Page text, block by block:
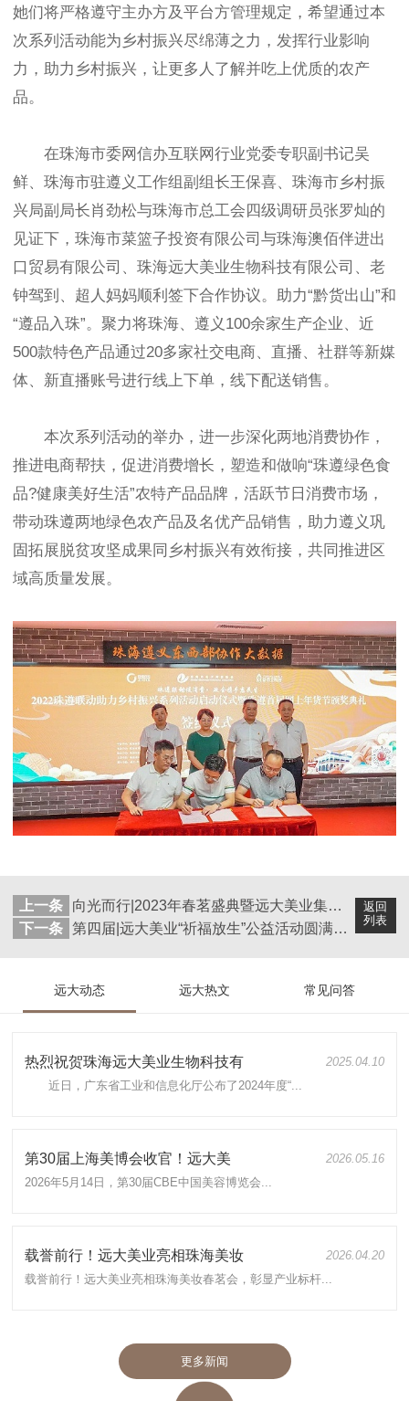
她们将严格遵守主办方及平台方管理规定，希望通过本
次系列活动能为乡村振兴尽绵薄之力，发挥行业影响
力，助力乡村振兴，让更多人了解并吃上优质的农产
品。
在珠海市委网信办互联网行业党委专职副书记吴
鲜、珠海市驻遵义工作组副组长王保喜、珠海市乡村振
兴局副局长肖劲松与珠海市总工会四级调研员张罗灿的
见证下，珠海市菜篮子投资有限公司与珠海澳佰伴进出
口贸易有限公司、珠海远大美业生物科技有限公司、老
钟驾到、超人妈妈顺利签下合作协议。助力“黔货出山”和
“遵品入珠”。聚力将珠海、遵义100余家生产企业、近
500款特色产品通过20多家社交电商、直播、社群等新媒
体、新直播账号进行线上下单，线下配送销售。
本次系列活动的举办，进一步深化两地消费协作，
推进电商帮扶，促进消费增长，塑造和做响“珠遵绿色食
品?健康美好生活”农特产品品牌，活跃节日消费市场，
带动珠遵两地绿色农产品及名优产品销售，助力遵义巩
固拓展脱贫攻坚成果同乡村振兴有效衔接，共同推进区
域高质量发展。
返回
列表
上一条
向光而行|2023年春茗盛典暨远大美业集团2022年度表彰大会圆满举行!
下一条 第四届|远大美业“祈福放生”公益活动圆满举行！
远大动态 远大热文 常见问答
2025.04.10
热烈祝贺珠海远大美业生物科技有
近日，广东省工业和信息化厅公布了2024年度“...
2026.05.16
第30届上海美博会收官！远大美
2026年5月14日，第30届CBE中国美容博览会...
2026.04.20
载誉前行！远大美业亮相珠海美妆
载誉前行！远大美业亮相珠海美妆春茗会，彰显产业标杆...
更多新闻